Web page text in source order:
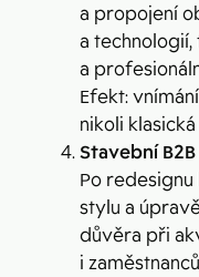
a propojení
a
a
Efekt:
nikoli
Stavební
Po redesignu
stylu a
důvěra při
i